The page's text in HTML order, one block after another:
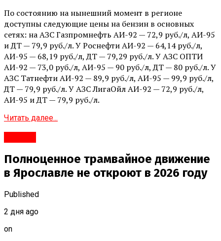
По состоянию на нынешний момент в регионе
доступны следующие цены на бензин в основных
сетях: на АЗС Газпромнефть АИ-92 — 72,9 руб./л, АИ-95
и ДТ — 79,9 руб./л. У Роснефти АИ-92 — 64,14 руб./л,
АИ-95 — 68,19 руб./л, ДТ — 79,29 руб./л. У АЗС ОПТИ
АИ-92 — 73,0 руб./л, АИ-95 — 90 руб./л, ДТ — 80 руб./л. У
АЗС Татнефти АИ-92 — 89,9 руб./л, АИ-95 — 99,9 руб./л,
ДТ — 79,9 руб./л. У АЗС ЛигаОйл АИ-92 — 72,9 руб./л,
АИ-95 и ДТ — 79,9 руб./л.
Читать далее...
Полноценное трамвайное движение
в Ярославле не откроют в 2026 году
Published
2 дня ago
on